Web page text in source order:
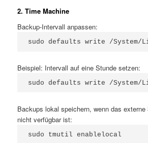
2. Time Machine
Backup-Intervall anpassen:
sudo defaults write /System/
Beispiel: Intervall auf eine Stunde setzen:
sudo defaults write /System/
Backups lokal speichern, wenn das externe
nicht verfügbar ist:
sudo tmutil enablelocal